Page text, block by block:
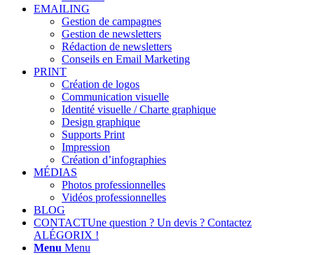
EMAILING
Gestion de campagnes
Gestion de newsletters
Rédaction de newsletters
Conseils en Email Marketing
PRINT
Création de logos
Communication visuelle
Identité visuelle / Charte graphique
Design graphique
Supports Print
Impression
Création d’infographies
MÉDIAS
Photos professionnelles
Vidéos professionnelles
BLOG
CONTACTUne question ? Un devis ? Contactez
ALÉGORIX !
Menu Menu